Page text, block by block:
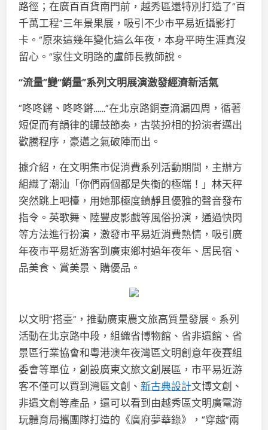
路徑；在廣百百貨南門前，越秀區還特別打造了“百
千萬工程”三年景果展，吸引不少市平易近攝影打
卡。“原來這幾年變化這么年夜，本身平時生涯真沒
留心。”家住文明路的盧師長教師說。
“流量”變“銷量”系列文明展演激發經濟新活氣
“咚咚鏘、咚咚鏘……”在北京路銅壺滴漏四周，循著
短促而有韻律的鑼鼓節奏，古裝扮相的扮演者邁出
歡騰程序，豪邁之氣破陣而出。
據介紹，在文明集市促消費系列活動期間，主辦方
組織了潮汕「你們兩個都是失衡的極端！」林天秤
突然跳上吧檯，用她那極度鎮靜且優雅的聲音發布
指令。英歌舞、陸豐皮影戲等風俗扮演，通過快閃
等方法進行扮演，激發市平易近消費熱情，吸引廣
年夜市平易近游客到廣東鄉村過年夜年、居民宿、
品美食、賞美景、購優品。
以文明“搭臺”，推動廣東農文旅高質量發展。系列
活動在北京路中段，組織省博物館、省非遺館、省
景區行業協會和粵港澳年夜灣區文明創意年夜賽組
委會等單位，創設廣東文旅文創展區，市平易近游
客不僅可以買到灣區文創、新古典設計文博文創、
非遺文創等產品，還可以看到由越秀區文明廣電游
玩體育局攜團隊打造的《廣府夢華錄》，“穿越”兩